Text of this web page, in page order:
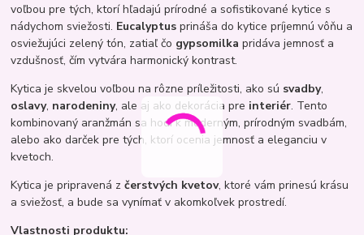
voľbou pre tých, ktorí hľadajú prírodné a sofistikované kytice s
nádychom sviežosti. Eucalyptus prináša do kytice príjemnú vôňu a
osviežujúci zelený tón, zatiaľ čo gypsomilka pridáva jemnosť a
vzdušnosť, čím vytvára harmonický kontrast.
Kytica je skvelou voľbou na rôzne príležitosti, ako sú svadby,
oslavy, narodeniny, ale aj ako dekorácia pre interiér. Tento
kombinovaný aranžmán sa hodí k moderným, prírodným svadbám,
alebo ako darček pre tých, ktorí ocenia jemnosť a eleganciu v
kvetoch.
Kytica je pripravená zčerstvých kvetov, ktoré vám prinesú krásu
a sviežosť, a bude sa vynímať v akomkoľvek prostredí.
Vlastnosti produktu: